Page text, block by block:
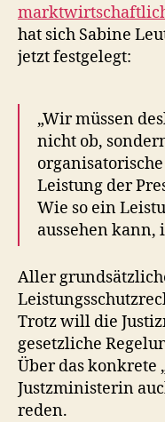
hat sich Sabine
jetzt festgelegt:
„Wir müssen
nicht ob,
Leistung der
Wie so ein
aussehen kann,
Aller
Trotz will die
gesetzliche
Über das konkrete
Justzministerin
reden.